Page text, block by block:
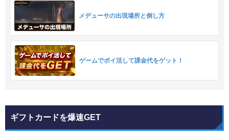
メデューサの出現場所と倒し方
ゲームでポイ活して課金代をゲット！
ギフトカードを爆速GET